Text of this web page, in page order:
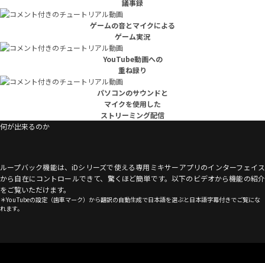
議事録
ゲームの音とマイクによる
ゲーム実況
YouTube動画への
重ね録り
パソコンのサウンドと
マイクを使用した
ストリーミング配信
何が出来るのか
ループバック機能は、iDシリーズで使える専用ミキサーアプリのインターフェイス
から自在にコントロールできて、驚くほど簡単です。以下のビデオから機能の紹介
をご覧いただけます。
＊YouTubeの設定（歯車マーク）から翻訳の自動生成で日本語を選ぶと日本語字幕付きでご覧にな
れます。